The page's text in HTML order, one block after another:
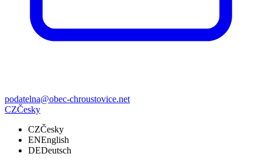
podatelna@obec-chroustovice.net
CZČesky
CZČesky
ENEnglish
DEDeutsch